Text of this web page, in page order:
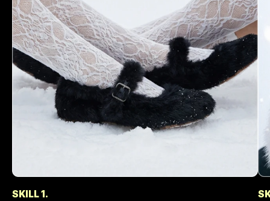
SKILL 1.